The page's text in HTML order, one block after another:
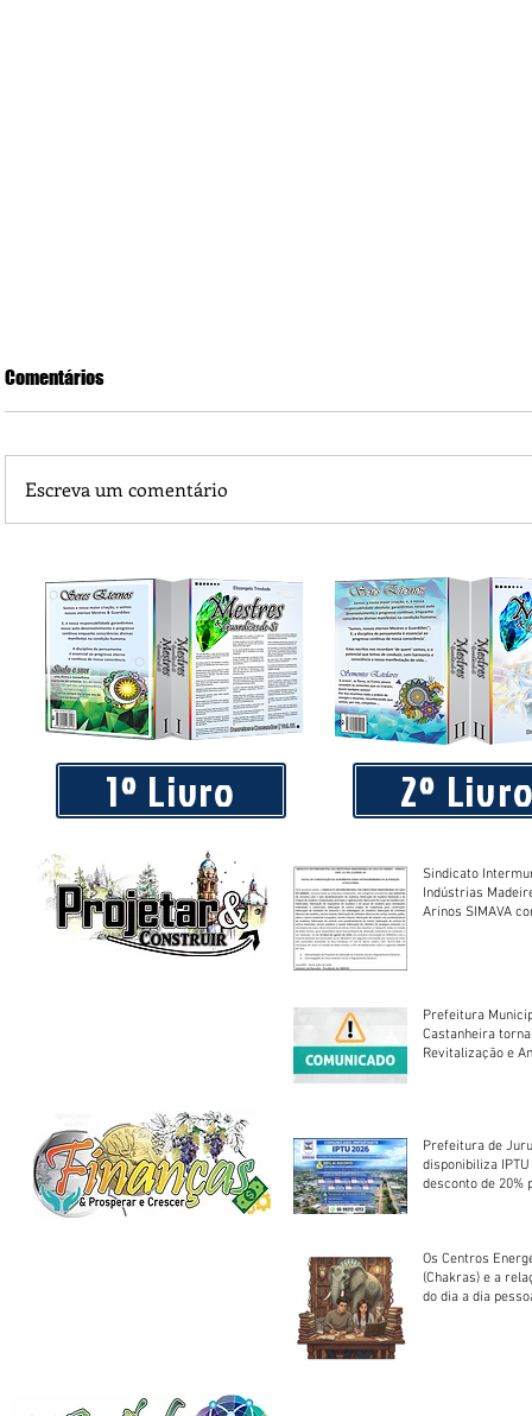
Piá Lava Jato, de Juara, torna público que requereu
Instalação e Operação
Comentários
Escreva um comentário
1º Livro 2º
Sindicato
Indústrias
Arinos SIMAVA convoca à
Prefeitura
Castanheira
Revitalização e
Prefeitura de
disponibiliza
desconto de 20%
Os Centros
(Chakras) e a
do dia a dia